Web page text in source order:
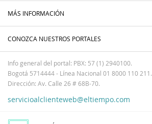
MÁS INFORMACIÓN
CONOZCA NUESTROS PORTALES
Info general del portal: PBX: 57 (1) 2940100.
Bogotá 5714444 - Línea Nacional 01 8000 110 211.
Dirección: Av. Calle 26 # 68B-70.
servicioalclienteweb@eltiempo.com